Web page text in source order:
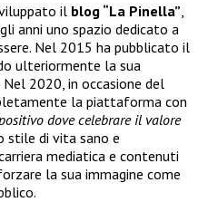
il blog “La Pinella”
anni uno spazio dedicato a
Nel 2015 ha pubblicato il
ulteriormente la sua
2020, in occasione del
la piattaforma con
dove celebrare il valore
stile di vita sano e
mediatica e contenuti
la sua immagine come